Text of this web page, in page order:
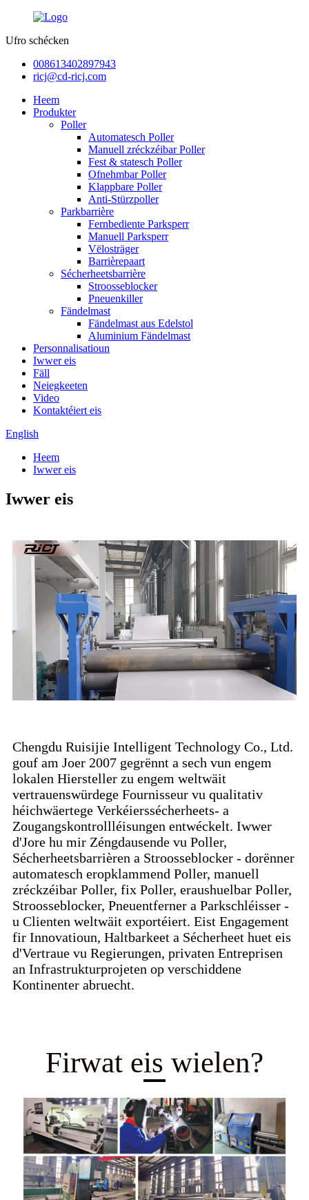
Ufro schécken
008613402897943
ricj@cd-ricj.com
Heem
Produkter
Poller
Automatesch Poller
Manuell zréckzéibar Poller
Fest & statesch Poller
Ofnehmbar Poller
Klappbare Poller
Anti-Stürzpoller
Parkbarrière
Fernbediente Parksperr
Manuell Parksperr
Vëlosträger
Barrièrepaart
Sécherheetsbarrière
Stroosseblocker
Pneuenkiller
Fändelmast
Fändelmast aus Edelstol
Aluminium Fändelmast
Personnalisatioun
Iwwer eis
Fäll
Neiegkeeten
Video
Kontaktéiert eis
English
Heem
Iwwer eis
Iwwer eis
Chengdu Ruisijie Intelligent Technology Co., Ltd.
gouf am Joer 2007 gegrënnt a sech vun engem
lokalen Hiersteller zu engem weltwäit
vertrauenswürdege Fournisseur vu qualitativ
héichwäertege Verkéierssécherheets- a
Zougangskontrollléisungen entwéckelt. Iwwer
d'Jore hu mir Zéngdausende vu Poller,
Sécherheetsbarrièren a Stroosseblocker - dorënner
automatesch eropklammend Poller, manuell
zréckzéibar Poller, fix Poller, eraushuelbar Poller,
Stroosseblocker, Pneuentferner a Parkschléisser -
u Clienten weltwäit exportéiert. Eist Engagement
fir Innovatioun, Haltbarkeet a Sécherheet huet eis
d'Vertraue vu Regierungen, privaten Entreprisen
an Infrastrukturprojeten op verschiddene
Kontinenter abruecht.
Firwat eis wielen?